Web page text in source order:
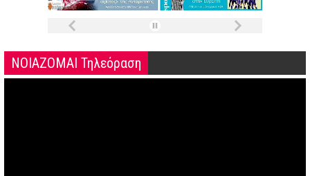
ΝΟΙΑΖΟΜΑΙ Τηλεόραση